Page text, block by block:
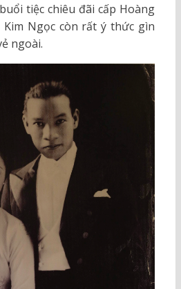
tiệc chiêu đãi cấp Hoàng
Ngọc còn rất ý thức gìn
ngoài.